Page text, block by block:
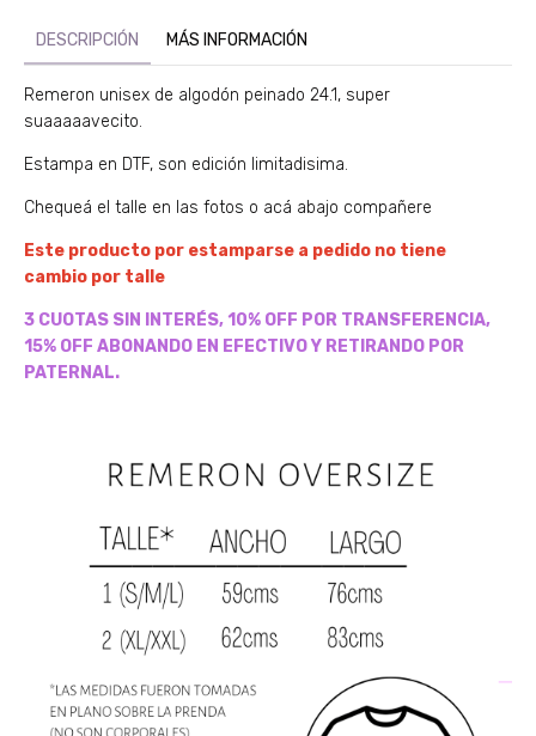
DESCRIPCIÓN MÁS INFORMACIÓN
Remeron unisex de algodón peinado 24.1, super
suaaaaavecito.
Estampa en DTF, son edición limitadisima.
Chequeá el talle en las fotos o acá abajo compañere
Este producto por estamparse a pedido no tiene
cambio por talle
3 CUOTAS SIN INTERÉS, 10% OFF POR TRANSFERENCIA,
15% OFF ABONANDO EN EFECTIVO Y RETIRANDO POR
PATERNAL.